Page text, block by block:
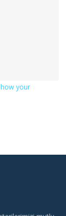
your